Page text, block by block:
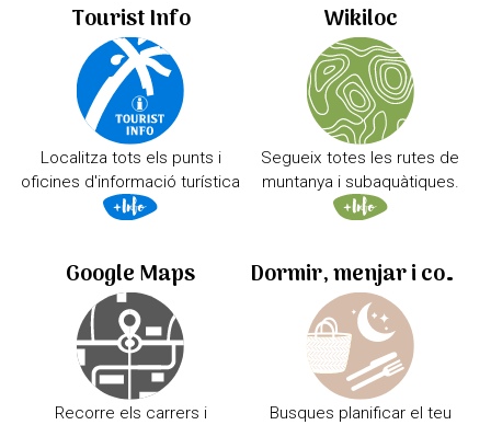
Tourist Info
Localitza tots els punts i
oficines d'informació turística
Wikiloc
Segueix totes les rutes de
muntanya i subaquàtiques.
Google Maps
Recorre els carrers i
Dormir, menjar i comprar
Busques planificar el teu